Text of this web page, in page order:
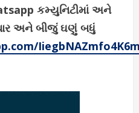
કમ્યુનિટીમાં અને
અને બીજું ઘણું બધું